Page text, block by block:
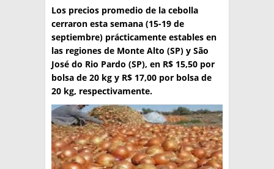
TÉCNICA
PRODUCCION
CLASIFICADOS
INTERES GENERAL
LA PAPA
RESOLUCIONES Y NORMATIVAS
ENLACES
ARGENPAPA
PUBLICIDAD
QUIENES SOMOS
BUSCAR NOTICIAS
Los precios promedio de la cebolla
cerraron esta semana (15-19 de
septiembre) prácticamente estables en
las regiones de Monte Alto (SP) y São
José do Rio Pardo (SP), en R$ 15,50 por
bolsa de 20 kg y R$ 17,00 por bolsa de
20 kg, respectivamente.